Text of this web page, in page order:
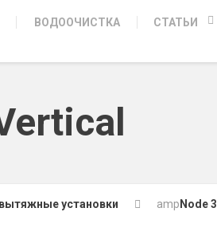
ВОДООЧИСТКА СТАТЬИ
установки amp Node 3